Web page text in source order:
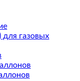
для газовых